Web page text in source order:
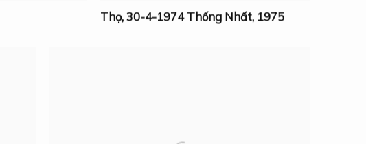
Thọ, 30-4-1974 Thống Nhất, 1975